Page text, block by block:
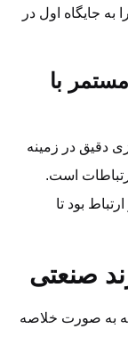
به جایگاه اول در
با
دقیق در زمینه
است.
بود تا
صنعتی
که به صورت خلاصه